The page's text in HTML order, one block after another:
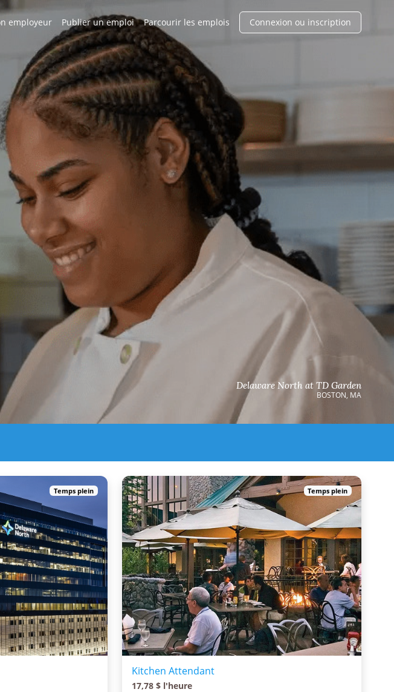
employeur Parcourir les emplois
Publier un emploi Connexion ou inscription
Delaware North at TD Garden
BOSTON, MA
Temps plein Temps plein
Kitchen Attendant
17,78 $ l'heure